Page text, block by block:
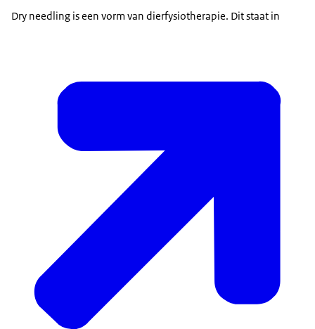
Dry needling is een vorm van dierfysiotherapie. Dit staat in